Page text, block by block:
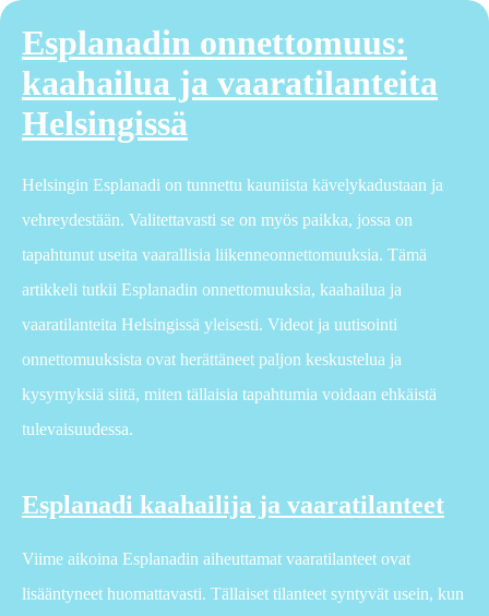
Esplanadin onnettomuus:
kaahailua ja vaaratilanteita
Helsingissä
Helsingin Esplanadi on tunnettu kauniista kävelykadustaan ja
vehreydestään. Valitettavasti se on myös paikka, jossa on
tapahtunut useita vaarallisia liikenneonnettomuuksia. Tämä
artikkeli tutkii Esplanadin onnettomuuksia, kaahailua ja
vaaratilanteita Helsingissä yleisesti. Videot ja uutisointi
onnettomuuksista ovat herättäneet paljon keskustelua ja
kysymyksiä siitä, miten tällaisia tapahtumia voidaan ehkäistä
tulevaisuudessa.
Esplanadi kaahailija ja vaaratilanteet
Viime aikoina Esplanadin aiheuttamat vaaratilanteet ovat
lisääntyneet huomattavasti. Tällaiset tilanteet syntyvät usein, kun